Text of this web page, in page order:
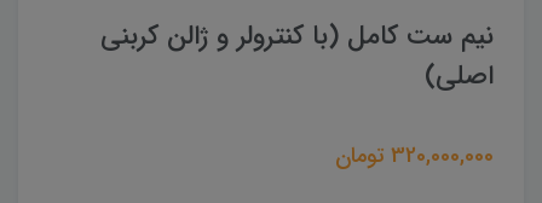
نیم ست کامل (با کنترولر و ژالن کربنی
اصلی)
320,000,000 تومان